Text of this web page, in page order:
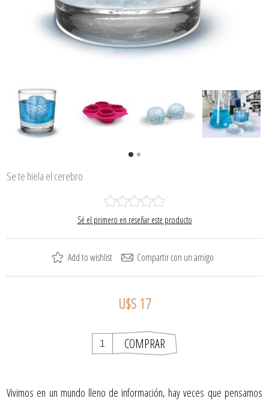
Se te hiela el cerebro
Sé el primero en reseñar este producto
U$S 17
Vivimos en un mundo lleno de información, hay veces que pensamos